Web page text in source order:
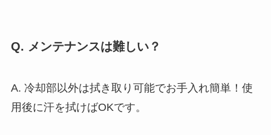
Q. メンテナンスは難しい？
A. 冷却部以外は拭き取り可能でお手入れ簡単！使
用後に汗を拭けばOKです。